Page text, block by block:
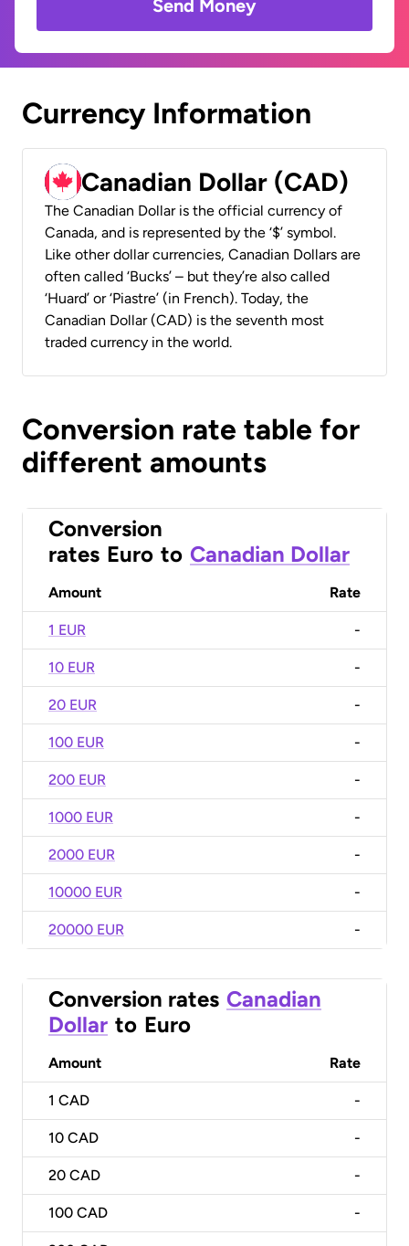
Send Money
Currency Information
Canadian Dollar (CAD)
The Canadian Dollar is the official currency of
Canada, and is represented by the ‘$’ symbol.
Like other dollar currencies, Canadian Dollars are
often called ‘Bucks’ – but they’re also called
‘Huard’ or ‘Piastre’ (in French). Today, the
Canadian Dollar (CAD) is the seventh most
traded currency in the world.
Conversion rate table for
different amounts
Conversion
rates Euro to Canadian Dollar
Amount Rate
1 EUR -
10 EUR -
20 EUR -
100 EUR -
200 EUR -
1000 EUR -
2000 EUR -
10000 EUR -
20000 EUR -
Conversion rates Canadian
Dollar to Euro
Amount Rate
1 CAD -
10 CAD -
20 CAD -
100 CAD -